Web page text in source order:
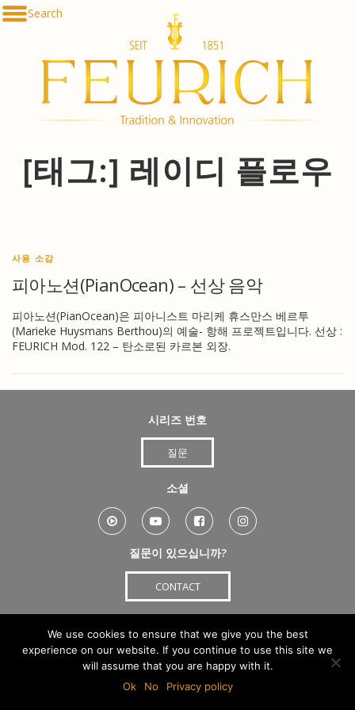
Skip
to
Search
[태그:] 레이디 플로우
사용 소감
피아노션(PianOcean) – 선상 음악
피아노션(PianOcean)은 피아니스트 마리케 휴스만스 베르투
(Marieke Huysmans Berthou)의 예술- 항해 프로젝트입니다. 선상 :
FEURICH Mod. 122 – 탄소로된 카르본 외장.
시리즈 번호
질문
소셜
질문이 있으십니까?
CONTACT
©Copyright FEURICH 이용약관
연락처
자주 묻는 질문
Cookies & Privacy
We use cookies to ensure that we give you the best
experience on our website. If you continue to use this site we
will assume that you are happy with it.
Ok
No Privacy policy